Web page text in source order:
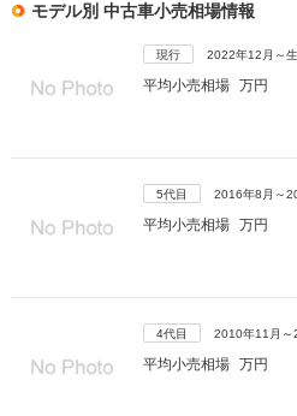
モデル別 中古車小売相場情報
現行 2022年12月～
平均小売相場 万円
5代目 2016年8月～
平均小売相場 万円
4代目 2010年11月～
平均小売相場 万円